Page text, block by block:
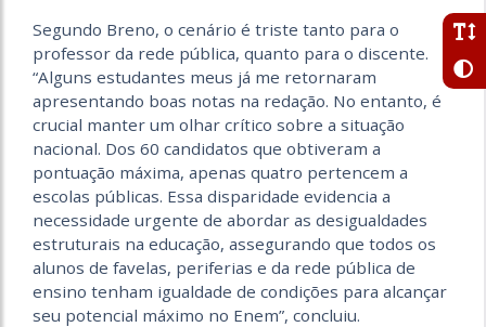
Segundo Breno, o cenário é triste tanto para o
professor da rede pública, quanto para o discente.
“Alguns estudantes meus já me retornaram
apresentando boas notas na redação. No entanto, é
crucial manter um olhar crítico sobre a situação
nacional. Dos 60 candidatos que obtiveram a
pontuação máxima, apenas quatro pertencem a
escolas públicas. Essa disparidade evidencia a
necessidade urgente de abordar as desigualdades
estruturais na educação, assegurando que todos os
alunos de favelas, periferias e da rede pública de
ensino tenham igualdade de condições para alcançar
seu potencial máximo no Enem”, concluiu.